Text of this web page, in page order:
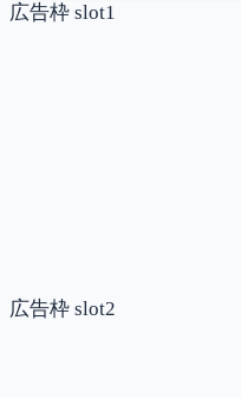
広告枠 slot1
広告枠 slot2